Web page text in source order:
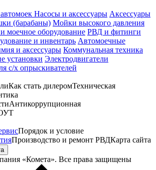
Насосы и аксессуары Аксессуары
(барабаны) Мойки высокого давления
моечное оборудование РВД и фитинги
и инвентарь Автомоечные
и аксессуары Коммунальная техника
установки Электродвигатели
с/х опрыскивателей
Как стать дилеромТехническая
Антикоррупционная
Порядок и условие
Производство и ремонт РВДКарта сайта
«Комета». Все права защищены